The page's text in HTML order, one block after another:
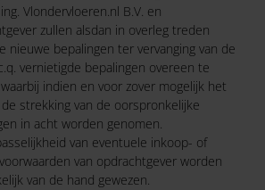
Vlondervloeren.nl B.V. en
zullen alsdan in overleg treden
nieuwe bepalingen ter vervanging van de
vernietigde bepalingen overeen te
indien en voor zover mogelijk het
strekking van de oorspronkelijke
in acht worden genomen.
van eventuele inkoop- of
van opdrachtgever worden
van de hand gewezen.